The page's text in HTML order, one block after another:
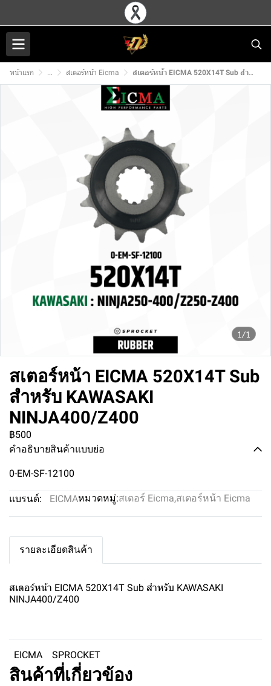
หน้าแรก ... สเตอร์หน้า Eicma สเตอร์หน้า EICMA 520X14T Sub สำหรับ KAWASAKI NINJA400/Z400
1/1
สเตอร์หน้า EICMA 520X14T Sub
สำหรับ KAWASAKI
NINJA400/Z400
฿500
คำอธิบายสินค้าแบบย่อ
0-EM-SF-12100
แบรนด์: EICMAหมวดหมู่:สเตอร์ Eicma,สเตอร์หน้า Eicma
รายละเอียดสินค้า
สเตอร์หน้า EICMA 520X14T Sub สำหรับ KAWASAKI
NINJA400/Z400
EICMA SPROCKET
สินค้าที่เกี่ยวข้อง